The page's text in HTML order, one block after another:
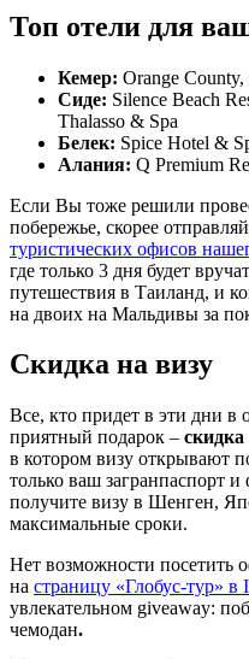
Топ отели для
Кемер: Orange
Сиде: Silence Beach
Thalasso & Spa
Белек: Spice Hotel &
Алания: Q Premium
Если Вы тоже решили
побережье, скорее
туристических офисов
где только 3 дня будет
путешествия в Таиланд, и
на двоих на Мальдивы за
Скидка на визу
Все, кто придет в эти дни в
приятный подарок – скидка
в котором визу открывают
только ваш загранпаспорт
получите визу в Шенген,
максимальные сроки.
Нет возможности посетить
на страницу «Глобус-тур» в
увлекательном giveaway:
чемодан.